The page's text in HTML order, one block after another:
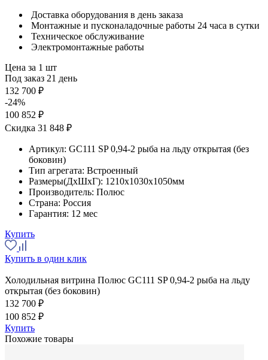
Доставка оборудования в день заказа
Монтажные и пусконаладочные работы 24 часа в сутки
Техническое обслуживание
Электромонтажные работы
Цена за 1 шт
Под заказ 21 день
132 700 ₽
-24%
100 852 ₽
Скидка 31 848 ₽
Артикул: GC111 SP 0,94-2 рыба на льду открытая (без
боковин)
Тип агрегата: Встроенный
Размеры(ДхШхГ): 1210x1030x1050мм
Производитель: Полюс
Страна: Россия
Гарантия: 12 мес
Купить
Купить в один клик
Холодильная витрина Полюс GC111 SP 0,94-2 рыба на льду
открытая (без боковин)
132 700 ₽
100 852 ₽
Купить
Похожие товары